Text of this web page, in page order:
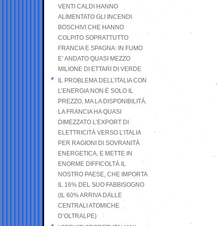
VENTI CALDI HANNO
ALIMENTATO GLI INCENDI
BOSCHIVI CHE HANNO
COLPITO SOPRATTUTTO
FRANCIA E SPAGNA: IN FUMO
E’ ANDATO QUASI MEZZO
MILIONE DI ETTARI DI VERDE
IL PROBLEMA DELL’ITALIA CON
L’ENERGIA NON È SOLO IL
PREZZO, MA LA DISPONIBILITÀ.
LA FRANCIA HA QUASI
DIMEZZATO L’EXPORT DI
ELETTRICITÀ VERSO L’ITALIA
PER RAGIONI DI SOVRANITÀ
ENERGETICA, E METTE IN
ENORME DIFFICOLTÀ IL
NOSTRO PAESE, CHE IMPORTA
IL 16% DEL SUO FABBISOGNO
(IL 60% ARRIVA DALLE
CENTRALI ATOMICHE
D’OLTRALPE)